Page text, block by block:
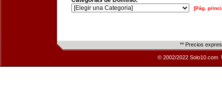
[Pág.
** Precios
© 2002/2022 Solo10.com